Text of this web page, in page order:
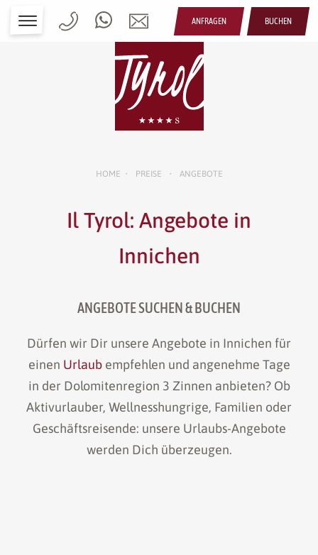
ANFRAGEN BUCHEN
HOME • PREISE • ANGEBOTE
Il Tyrol: Angebote in
Innichen
ANGEBOTE SUCHEN & BUCHEN
Dürfen wir Dir unsere Angebote in Innichen für
einen Urlaubempfehlen und angenehme Tage
in der Dolomitenregion 3 Zinnen anbieten? Ob
Aktivurlauber, Wellnesshungrige, Familien oder
Geschäftsreisende: unsere Urlaubs-Angebote
werden Dich überzeugen.